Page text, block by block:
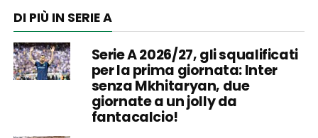
DI PIÙ IN SERIE A
Serie A 2026/27, gli squalificati
per la prima giornata: Inter
senza Mkhitaryan, due
giornate a un jolly da
fantacalcio!